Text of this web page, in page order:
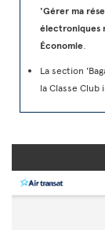
'Gérer ma
électroniques
Économie
La section
la Classe Club